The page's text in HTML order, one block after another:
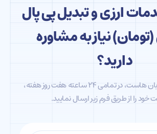
ارزی و تبدیل پی پال
نیاز به مشاوره
دارید؟
برای ارتباط با شتابان هاست، در تمامی ۲۴ ساعته هفت روز هفته،
خود را از طریق فرم زیر ارسال نمایید.